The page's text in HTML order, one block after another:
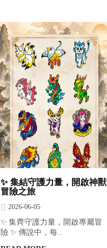
✨ 集結守護力量，開啟神獸
冒險之旅
2026-06-05
✨ 集齊守護力量，開啟專屬冒
險 ✨ 傳說中，每...